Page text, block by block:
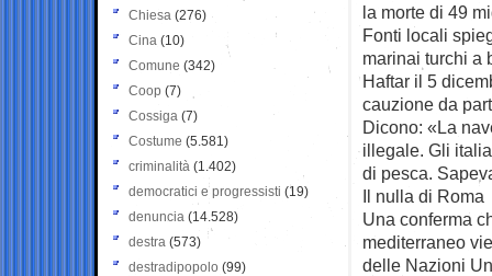
la morte di 49
Fonti locali
marinai turchi a
Haftar il 5
cauzione da
Dicono: «La
illegale. Gli
di pesca.
Il nulla di Roma
Una conferma
mediterraneo
delle Nazioni
Chiesa (276)
Cina (10)
Comune (342)
Coop (7)
Cossiga (7)
Costume (5.581)
criminalità (1.402)
democratici e progressisti (19)
denuncia (14.528)
destra (573)
destradipopolo (99)